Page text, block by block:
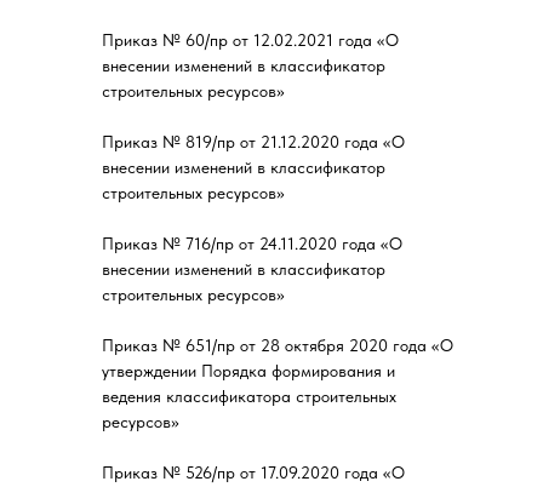
Приказ № 60/пр от 12.02.2021 года «О
внесении изменений в классификатор
строительных ресурсов»
Приказ № 819/пр от 21.12.2020 года «О
внесении изменений в классификатор
строительных ресурсов»
Приказ № 716/пр от 24.11.2020 года «О
внесении изменений в классификатор
строительных ресурсов»
Приказ № 651/пр от 28 октября 2020 года «О
утверждении Порядка формирования и
ведения классификатора строительных
ресурсов»
Приказ № 526/пр от 17.09.2020 года «О